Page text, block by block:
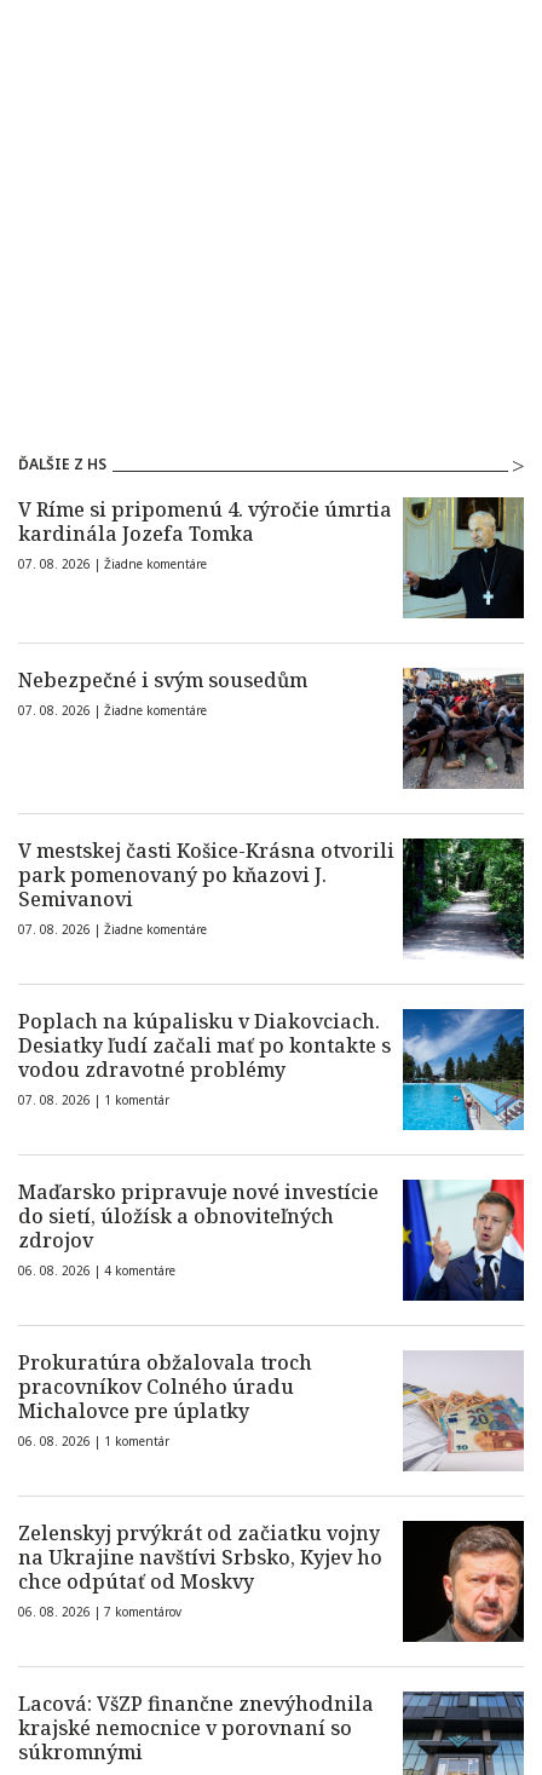
ĎALŠIE Z HS
V Ríme si pripomenú 4. výročie úmrtia
kardinála Jozefa Tomka
07. 08. 2026 | Žiadne komentáre
Nebezpečné i svým sousedům
07. 08. 2026 | Žiadne komentáre
V mestskej časti Košice-Krásna otvorili
park pomenovaný po kňazovi J.
Semivanovi
07. 08. 2026 | Žiadne komentáre
Poplach na kúpalisku v Diakovciach.
Desiatky ľudí začali mať po kontakte s
vodou zdravotné problémy
07. 08. 2026 | 1 komentár
Maďarsko pripravuje nové investície
do sietí, úložísk a obnoviteľných
zdrojov
06. 08. 2026 | 4 komentáre
Prokuratúra obžalovala troch
pracovníkov Colného úradu
Michalovce pre úplatky
06. 08. 2026 | 1 komentár
Zelenskyj prvýkrát od začiatku vojny
na Ukrajine navštívi Srbsko, Kyjev ho
chce odpútať od Moskvy
06. 08. 2026 | 7 komentárov
Lacová: VšZP finančne znevýhodnila
krajské nemocnice v porovnaní so
súkromnými